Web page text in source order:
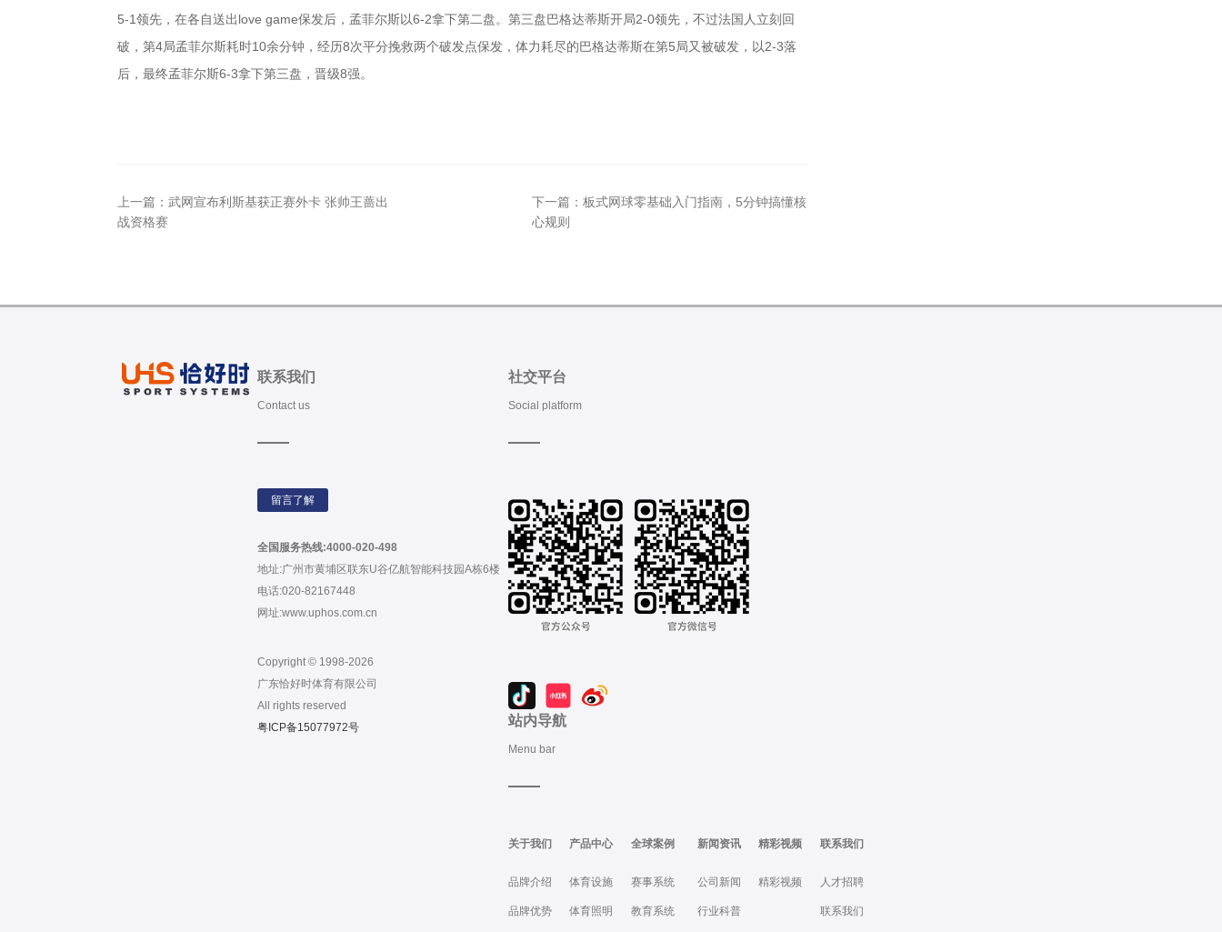
5-1领先，在各自送出love game保发后，孟菲尔斯以6-2拿下第二盘。第三盘巴格达蒂斯开局2-0领先，不过法国人立刻回
破，第4局孟菲尔斯耗时10余分钟，经历8次平分挽救两个破发点保发，体力耗尽的巴格达蒂斯在第5局又被破发，以2-3落
后，最终孟菲尔斯6-3拿下第三盘，晋级8强。
上一篇：武网宣布利斯基获正赛外卡 张帅王蔷出
战资格赛
下一篇： 板式网球零基础入门指南，5分钟搞懂核
心规则
联系我们
Contact us
留言了解
全国服务热线:4000-020-498
地址:广州市黄埔区联东U谷亿航智能科技园A栋6楼
电话:020-82167448
网址:www.uphos.com.cn
Copyright © 1998-2026
广东恰好时体育有限公司
All rights reserved
粤ICP备15077972号
社交平台
Social platform
站内导航
Menu bar
关于我们
品牌介绍
品牌优势
产品中心
体育设施
体育照明
全球案例
赛事系统
教育系统
新闻资讯
公司新闻
行业科普
精彩视频
精彩视频
联系我们
人才招聘
联系我们